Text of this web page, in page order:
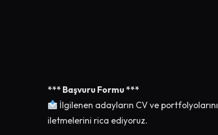
*** Başvuru Formu ***
İlgilenen adayların CV ve portfolyolarını
iletmelerini rica ediyoruz.